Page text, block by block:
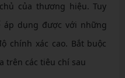
của thương hiệu. Tuy
áp dụng được với những
chính xác cao. Bắt buộc
trên các tiêu chí sau